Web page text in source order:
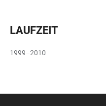
LAUFZEIT
1999–2010